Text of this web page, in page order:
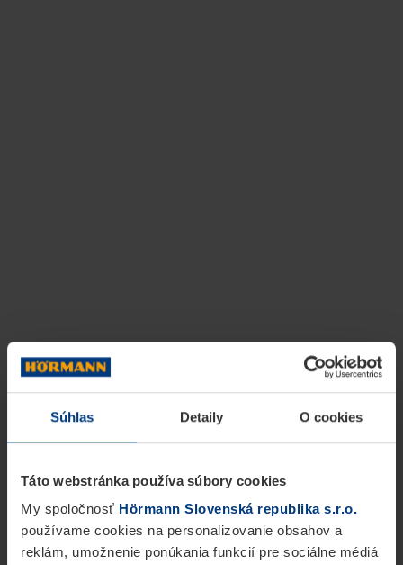
Súhlas Detaily O cookies
Táto webstránka používa súbory cookies
My spoločnosť Hörmann Slovenská republika s.r.o.
používame cookies na personalizovanie obsahov a
reklám, umožnenie ponúkania funkcií pre sociálne médiá